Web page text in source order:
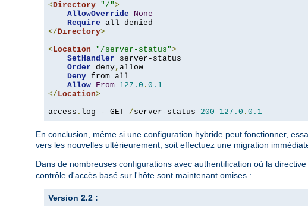
<Directory "/">
AllowOverride
None
Require
</Directory>
<Location "/server-status">
SetHandler server-status
Order deny, allow
Deny from all
Allow From 127.0 . 0.1
</Location>
access . log - GET /server-status 200 127.0 . 0.1
En conclusion, même si une configuration hybride peut fonctionner,
vers les nouvelles ultérieurement, soit effectuez une migration
Dans de nombreuses configurations avec authentification où la directive
contrôle d'accès basé sur l'hôte sont maintenant omises :
Version 2.2 :